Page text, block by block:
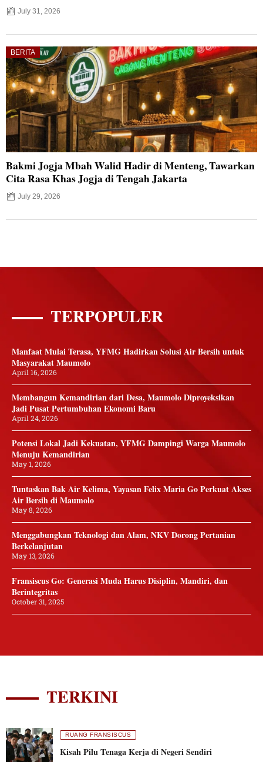
July 31, 2026
BERITA
Bakmi Jogja Mbah Walid Hadir di Menteng, Tawarkan
Cita Rasa Khas Jogja di Tengah Jakarta
July 29, 2026
TERPOPULER
Manfaat Mulai Terasa, YFMG Hadirkan Solusi Air Bersih untuk
Masyarakat Maumolo
April 16, 2026
Membangun Kemandirian dari Desa, Maumolo Diproyeksikan
Jadi Pusat Pertumbuhan Ekonomi Baru
April 24, 2026
Potensi Lokal Jadi Kekuatan, YFMG Dampingi Warga Maumolo
Menuju Kemandirian
May 1, 2026
Tuntaskan Bak Air Kelima, Yayasan Felix Maria Go Perkuat Akses
Air Bersih di Maumolo
May 8, 2026
Menggabungkan Teknologi dan Alam, NKV Dorong Pertanian
Berkelanjutan
May 13, 2026
Fransiscus Go: Generasi Muda Harus Disiplin, Mandiri, dan
Berintegritas
October 31, 2025
TERKINI
RUANG FRANSISCUS
Kisah Pilu Tenaga Kerja di Negeri Sendiri